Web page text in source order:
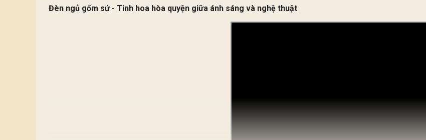
Đèn ngủ gốm sứ - Tinh hoa hòa quyện giữa ánh sáng và nghệ thuật